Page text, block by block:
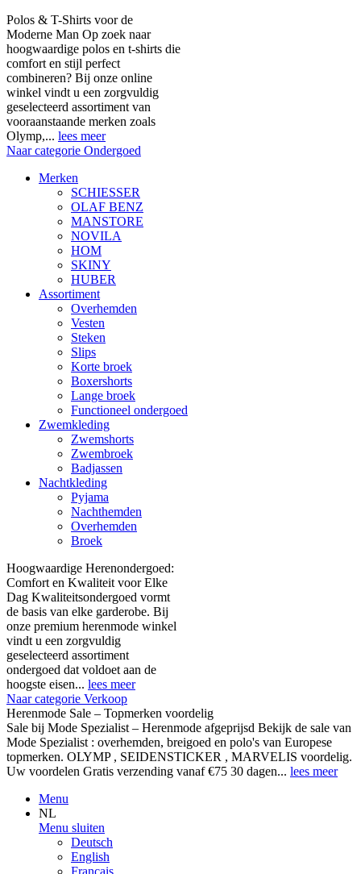
Polos & T-Shirts voor de
Moderne Man Op zoek naar
hoogwaardige polos en t-shirts die
comfort en stijl perfect
combineren? Bij onze online
winkel vindt u een zorgvuldig
geselecteerd assortiment van
vooraanstaande merken zoals
Olymp,... lees meer
Naar categorie Ondergoed
Merken
SCHIESSER
OLAF BENZ
MANSTORE
NOVILA
HOM
SKINY
HUBER
Assortiment
Overhemden
Vesten
Steken
Slips
Korte broek
Boxershorts
Lange broek
Functioneel ondergoed
Zwemkleding
Zwemshorts
Zwembroek
Badjassen
Nachtkleding
Pyjama
Nachthemden
Overhemden
Broek
Hoogwaardige Herenondergoed:
Comfort en Kwaliteit voor Elke
Dag Kwaliteitsondergoed vormt
de basis van elke garderobe. Bij
onze premium herenmode winkel
vindt u een zorgvuldig
geselecteerd assortiment
ondergoed dat voldoet aan de
hoogste eisen... lees meer
Naar categorie Verkoop
Herenmode Sale – Topmerken voordelig
Sale bij Mode Spezialist – Herenmode afgeprijsd Bekijk de sale van
Mode Spezialist : overhemden, breigoed en polo's van Europese
topmerken. OLYMP , SEIDENSTICKER , MARVELIS voordelig.
Uw voordelen Gratis verzending vanaf €75 30 dagen... lees meer
Menu
NL
Menu sluiten
Deutsch
English
Français